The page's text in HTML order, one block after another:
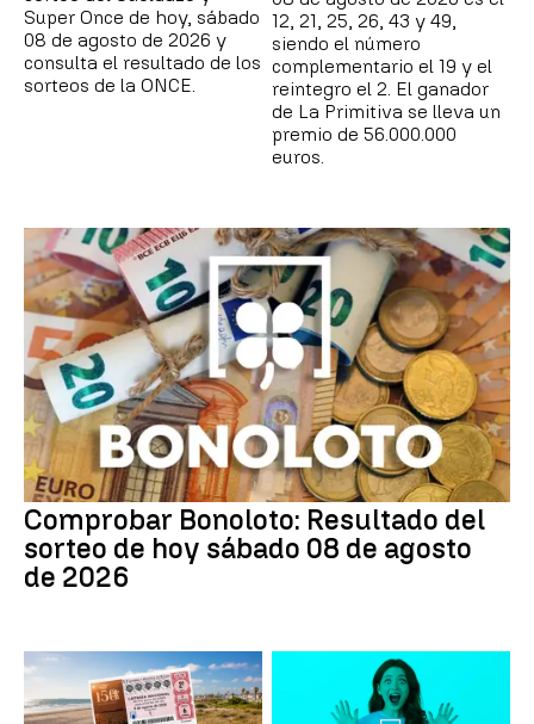
Super Once de hoy, sábado
08 de agosto de 2026 y
consulta el resultado de los
sorteos de la ONCE.
12, 21, 25, 26, 43 y 49,
siendo el número
complementario el 19 y el
reintegro el 2. El ganador
de La Primitiva se lleva un
premio de 56.000.000
euros.
Comprobar Bonoloto: Resultado del
sorteo de hoy sábado 08 de agosto
de 2026